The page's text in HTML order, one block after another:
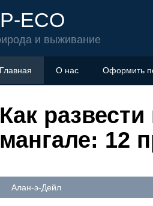
ECO
и выживание
Главная О нас Оформить
Как
мангале: 12
Алан-э-Дейл